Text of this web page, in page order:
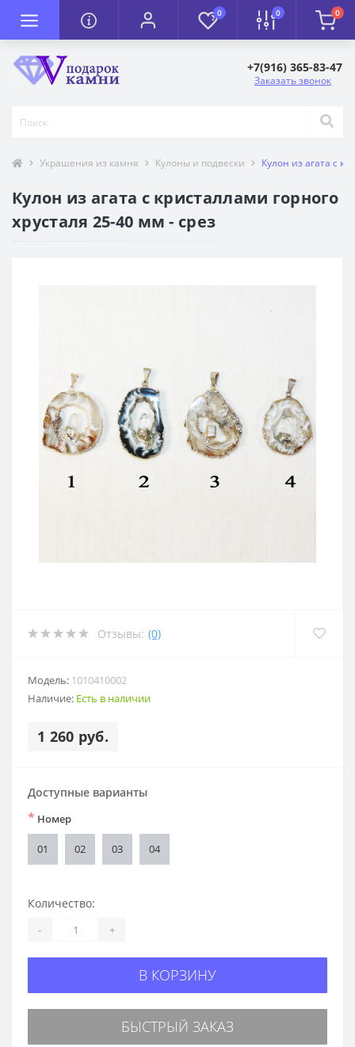
0 0 0
+7(916) 365-83-47
Заказать звонок
Украшения из камня Кулоны и подвески Кулон из агата с
Кулон из агата с кристаллами горного
хрусталя 25-40 мм - срез
Отзывы: (0)
Модель: 1010410002
Наличие: Есть в наличии
1 260 руб.
Доступные варианты
* Номер
01 02 03 04
Количество:
- +
В КОРЗИНУ
БЫСТРЫЙ ЗАКАЗ